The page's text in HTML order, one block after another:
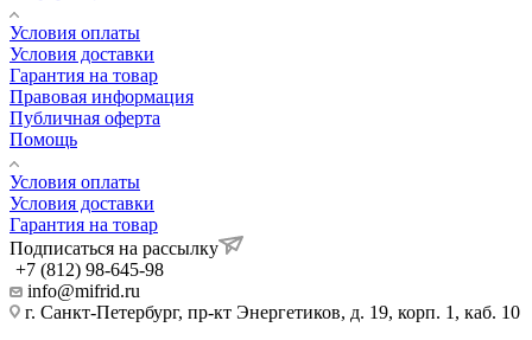
Условия оплаты
Условия доставки
Гарантия на товар
Правовая информация
Публичная оферта
Помощь
Условия оплаты
Условия доставки
Гарантия на товар
Подписаться на рассылку
+7 (812) 98-645-98
info@mifrid.ru
г. Санкт-Петербург, пр-кт Энергетиков, д. 19, корп. 1, каб. 10